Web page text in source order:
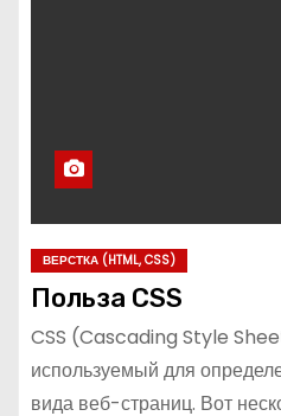
ВЕРСТКА (HTML, CSS)
Польза CSS
CSS (Cascading Style
используемый для
вида веб-страниц. Вот